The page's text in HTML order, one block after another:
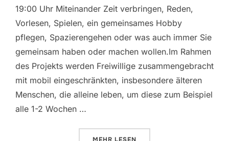
19:00 Uhr Miteinander Zeit verbringen, Reden,
Vorlesen, Spielen, ein gemeinsames Hobby
pflegen, Spazierengehen oder was auch immer Sie
gemeinsam haben oder machen wollen.Im Rahmen
des Projekts werden Freiwillige zusammengebracht
mit mobil eingeschränkten, insbesondere älteren
Menschen, die alleine leben, um diese zum Beispiel
alle 1-2 Wochen …
ÜBER „NACHBARSCHAFTSHILFE